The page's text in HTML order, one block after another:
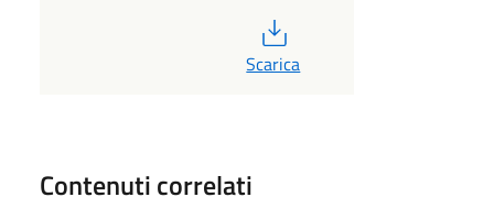
Scarica
Contenuti correlati